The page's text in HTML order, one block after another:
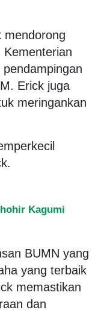
mendorong
Erick juga
meringankan
Kagumi
BUMN yang
yang terbaik
memastikan
dan